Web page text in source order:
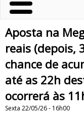
Aposta na
reais (depois,
chance de
até as 22h
ocorrerá às
Sexta 22/05/26 - 16h00